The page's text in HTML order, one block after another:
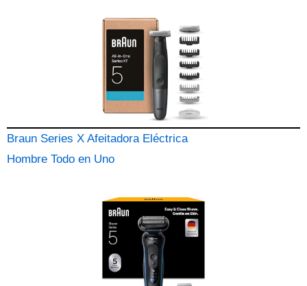
Braun Series X Afeitadora Eléctrica
Hombre Todo en Uno